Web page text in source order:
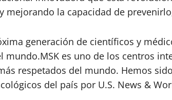
mejorando la capacidad de
generación de científicos y
mundo.MSK es uno de los centros
respetados del mundo. Hemos
del país por U.S. News &